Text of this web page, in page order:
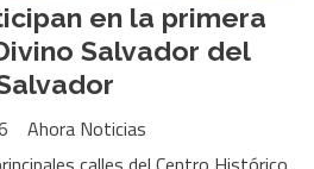
en la primera
Salvador del
Ahora Noticias